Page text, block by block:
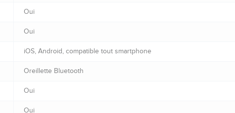
Oui
Oui
iOS, Android, compatible tout smartphone
Oreillette Bluetooth
Oui
Oui